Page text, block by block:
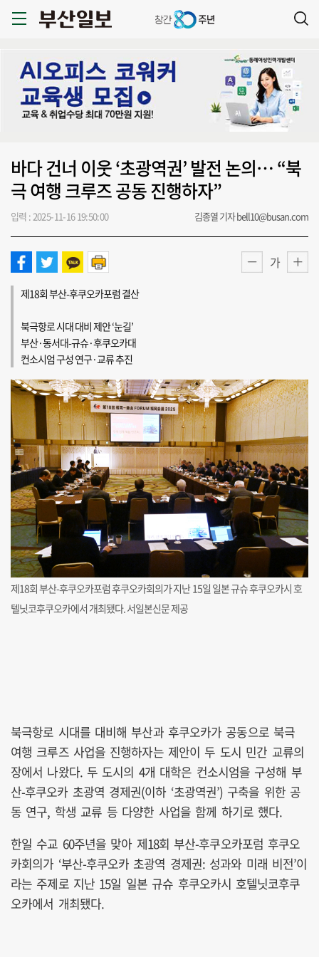
바다 건너 이웃 ‘초광역권’ 발전 논의… “북
극 여행 크루즈 공동 진행하자”
입력 : 2025-11-16 19:50:00 김종열 기자 bell10@busan.com
가
제18회 부산-후쿠오카포럼 결산
북극항로 시대 대비 제안 ‘눈길’
부산·동서대-규슈·후쿠오카대
컨소시엄 구성 연구·교류 추진
제18회 부산-후쿠오카포럼 후쿠오카회의가 지난 15일 일본 규슈 후쿠오카시 호
텔닛코후쿠오카에서 개최됐다. 서일본신문 제공
북극항로 시대를 대비해 부산과 후쿠오카가 공동으로 북극
여행 크루즈 사업을 진행하자는 제안이 두 도시 민간 교류의
장에서 나왔다. 두 도시의 4개 대학은 컨소시엄을 구성해 부
산-후쿠오카 초광역 경제권(이하 ‘초광역권’) 구축을 위한 공
동 연구, 학생 교류 등 다양한 사업을 함께 하기로 했다.
한일 수교 60주년을 맞아 제18회 부산-후쿠오카포럼 후쿠오
카회의가 ‘부산-후쿠오카 초광역 경제권: 성과와 미래 비전’이
라는 주제로 지난 15일 일본 규슈 후쿠오카시 호텔닛코후쿠
오카에서 개최됐다.